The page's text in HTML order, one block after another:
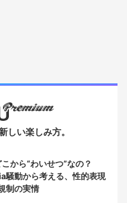
しい楽しみ方。
騒動から考える、性的表現
制の実情